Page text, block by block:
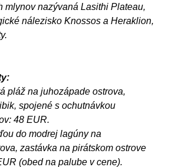
mlynov nazývaná Lasithi Plateau,
nálezisko Knossos a Heraklion,
pláž na juhozápade ostrova,
spojené s ochutnávkou
48 EUR.
do modrej lagúny na
zastávka na pirátskom ostrove
(obed na palube v cene).